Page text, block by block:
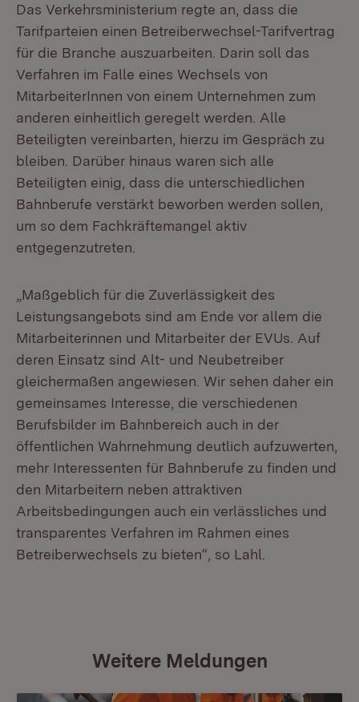
Das Verkehrsministerium regte an, dass die
Tarifparteien einen Betreiberwechsel-Tarifvertrag
für die Branche auszuarbeiten. Darin soll das
Verfahren im Falle eines Wechsels von
MitarbeiterInnen von einem Unternehmen zum
anderen einheitlich geregelt werden. Alle
Beteiligten vereinbarten, hierzu im Gespräch zu
bleiben. Darüber hinaus waren sich alle
Beteiligten einig, dass die unterschiedlichen
Bahnberufe verstärkt beworben werden sollen,
um so dem Fachkräftemangel aktiv
entgegenzutreten.
„Maßgeblich für die Zuverlässigkeit des
Leistungsangebots sind am Ende vor allem die
Mitarbeiterinnen und Mitarbeiter der EVUs. Auf
deren Einsatz sind Alt- und Neubetreiber
gleichermaßen angewiesen. Wir sehen daher ein
gemeinsames Interesse, die verschiedenen
Berufsbilder im Bahnbereich auch in der
öffentlichen Wahrnehmung deutlich aufzuwerten,
mehr Interessenten für Bahnberufe zu finden und
den Mitarbeitern neben attraktiven
Arbeitsbedingungen auch ein verlässliches und
transparentes Verfahren im Rahmen eines
Betreiberwechsels zu bieten“, so Lahl.
Weitere Meldungen